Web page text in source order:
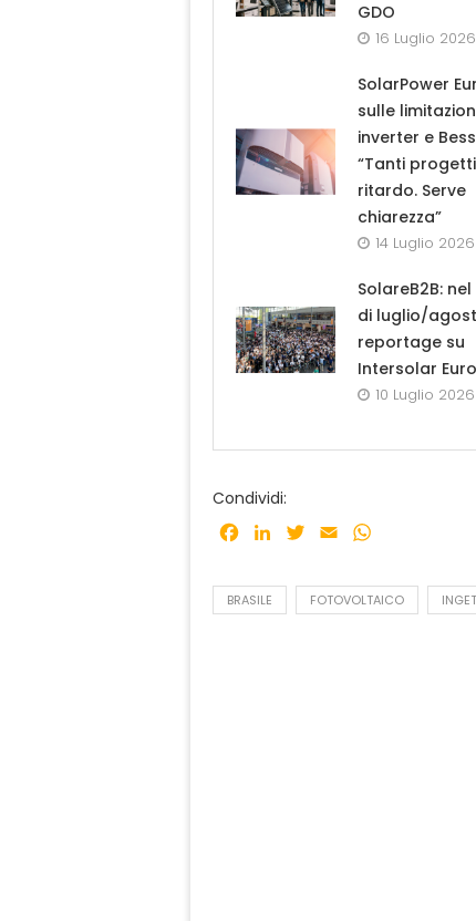
GDO
16 Luglio 2026
SolarPower
sulle
inverter e
“Tanti
ritardo. Serve
chiarezza”
14 Luglio 2026
SolareB2B:
di luglio/
reportage su
Intersolar
10 Luglio 2026
Condividi:
Facebook
LinkedInTwitter
Email
BRASILE FOTOVOLTAICO